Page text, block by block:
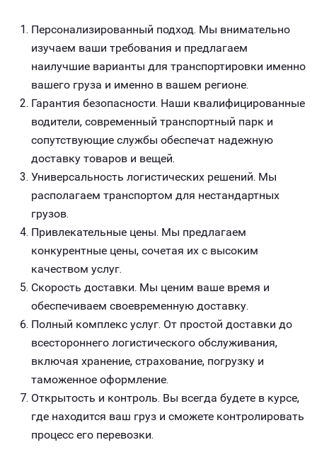
Персонализированный подход. Мы внимательно
изучаем ваши требования и предлагаем
наилучшие варианты для транспортировки именно
вашего груза и именно в вашем регионе.
Гарантия безопасности. Наши квалифицированные
водители, современный транспортный парк и
сопутствующие службы обеспечат надежную
доставку товаров и вещей.
Универсальность логистических решений. Мы
располагаем транспортом для нестандартных
грузов.
Привлекательные цены. Мы предлагаем
конкурентные цены, сочетая их с высоким
качеством услуг.
Скорость доставки. Мы ценим ваше время и
обеспечиваем своевременную доставку.
Полный комплекс услуг. От простой доставки до
всестороннего логистического обслуживания,
включая хранение, страхование, погрузку и
таможенное оформление.
Открытость и контроль. Вы всегда будете в курсе,
где находится ваш груз и сможете контролировать
процесс его перевозки.